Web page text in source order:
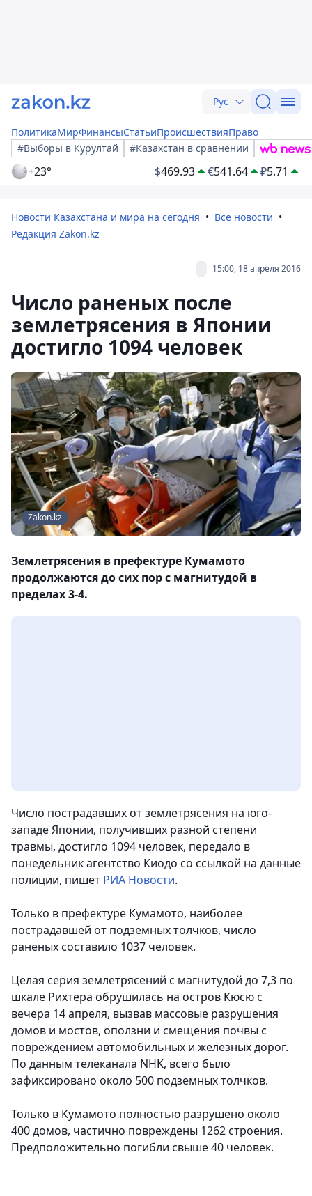
Рус
ПолитикаМирФинансыСтатьиПроисшествияПраво
#Выборы в Курултай
#Казахстан в сравнении
+23° $469.93 €541.64 ₽5.71
Новости Казахстана и мира на сегодня
Все новости
Редакция Zakon.kz
15:00, 18 апреля 2016
Число раненых после
землетрясения в Японии
достигло 1094 человек
Zakon.kz
Землетрясения в префектуре Кумамото
продолжаются до сих пор с магнитудой в
пределах 3-4.
Число пострадавших от землетрясения на юго-
западе Японии, получивших разной степени
травмы, достигло 1094 человек, передало в
понедельник агентство Киодо со ссылкой на данные
полиции, пишет РИА Новости.
Только в префектуре Кумамото, наиболее
пострадавшей от подземных толчков, число
раненых составило 1037 человек.
Целая серия землетрясений с магнитудой до 7,3 по
шкале Рихтера обрушилась на остров Кюсю с
вечера 14 апреля, вызвав массовые разрушения
домов и мостов, оползни и смещения почвы с
повреждением автомобильных и железных дорог.
По данным телеканала NHK, всего было
зафиксировано около 500 подземных толчков.
Только в Кумамото полностью разрушено около
400 домов, частично повреждены 1262 строения.
Предположительно погибли свыше 40 человек.